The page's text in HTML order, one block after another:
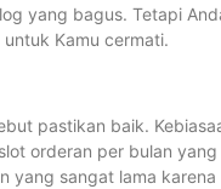
yang bagus. Tetapi
Kamu cermati.
pastikan baik.
orderan per bulan
yang sangat lama